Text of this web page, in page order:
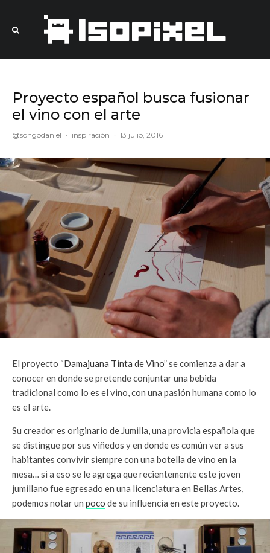
Proyecto español busca fusionar
el vino con el arte
@songodaniel · inspiración · 13 julio, 2016
El proyecto “Damajuana Tinta de Vino” se comienza a dar a
conocer en donde se pretende conjuntar una bebida
tradicional como lo es el vino, con una pasión humana como lo
es el arte.
Su creador es originario de Jumilla, una provicia española que
se distingue por sus viñedos y en donde es común ver a sus
habitantes convivir siempre con una botella de vino en la
mesa… si a eso se le agrega que recientemente este joven
jumillano fue egresado en una licenciatura en Bellas Artes,
podemos notar un poco de su influencia en este proyecto.